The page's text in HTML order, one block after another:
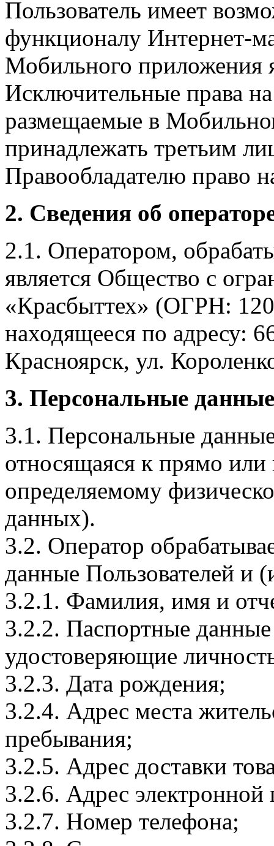
Пользователь имеет
функционалу Интернет-
Мобильного приложения
Исключительные права
размещаемые в
принадлежать третьим
Правообладателю право
2. Сведения об
2.1. Оператором,
является Общество с
«Красбыттех» (ОГРН:
находящееся по адресу:
Красноярск, ул.
3. Персональные
3.1. Персональные
относящаяся к прямо
определяемому
данных).
3.2. Оператор
данные Пользователей и
3.2.1. Фамилия, имя и
3.2.2. Паспортные
удостоверяющие
3.2.3. Дата рождения;
3.2.4. Адрес места
пребывания;
3.2.5. Адрес доставки
3.2.6. Адрес электронной
3.2.7. Номер телефона;